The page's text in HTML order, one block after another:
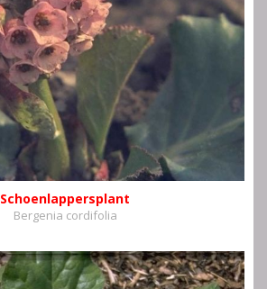
Schoenlappersplant
Bergenia cordifolia